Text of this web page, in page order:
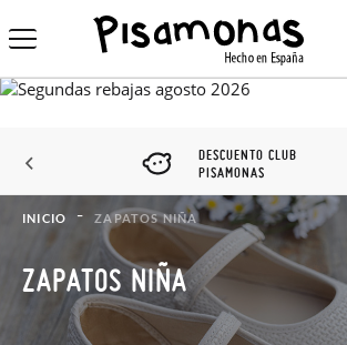
DESCUENTO CLUB
PISAMONAS
INICIO ZAPATOS NIÑA
ZAPATOS NIÑA